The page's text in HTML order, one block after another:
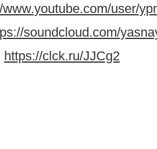
www.youtube.com/user/
soundcloud.com/
https://clck.ru/JJCg2